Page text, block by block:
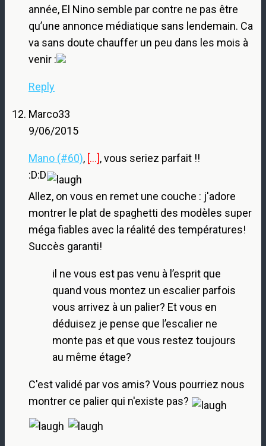
année, El Nino semble par contre ne pas être
qu’une annonce médiatique sans lendemain. Ca
va sans doute chauffer un peu dans les mois à
venir :
Reply
Marco33
9/06/2015
Mano (#60), […], vous seriez parfait !!
:D:D
Allez, on vous en remet une couche : j'adore
montrer le plat de spaghetti des modèles super
méga fiables avec la réalité des températures!
Succès garanti!
il ne vous est pas venu à l’esprit que
quand vous montez un escalier parfois
vous arrivez à un palier? Et vous en
déduisez je pense que l’escalier ne
monte pas et que vous restez toujours
au même étage?
C'est validé par vos amis? Vous pourriez nous
montrer ce palier qui n'existe pas?